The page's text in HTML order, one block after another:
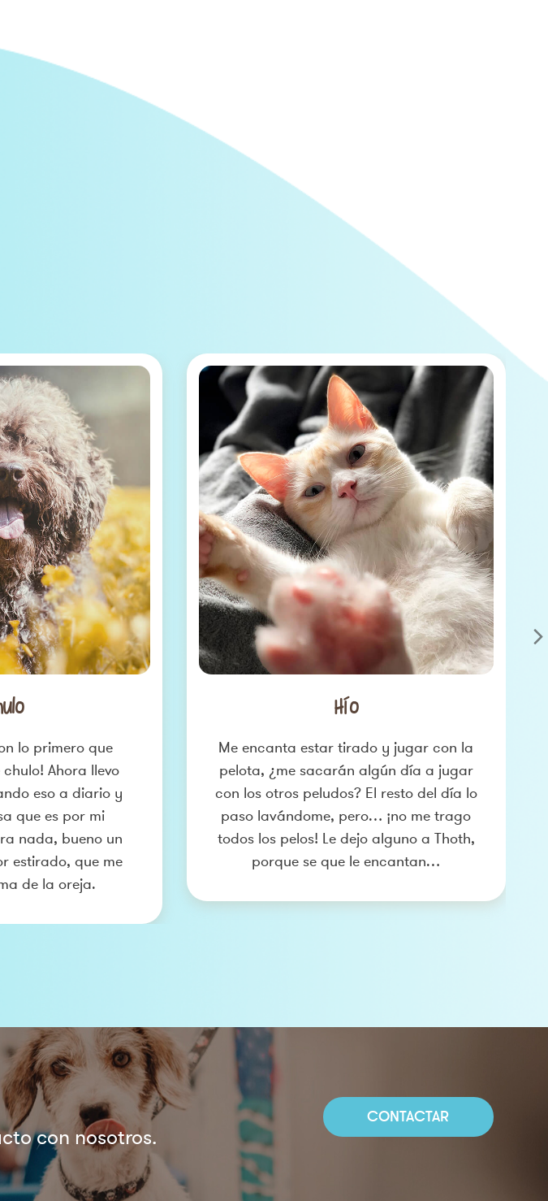
lo primero que
chulo! Ahora llevo
eso a diario y
que es por mi
nada, bueno un
estirado, que me
de la oreja.
Hío
Me encanta estar tirado y jugar con la
pelota, ¿me sacarán algún día a jugar
con los otros peludos? El resto del día lo
paso lavándome, pero… ¡no me trago
todos los pelos! Le dejo alguno a Thoth,
porque se que le encantan…
con nosotros.
CONTACTAR